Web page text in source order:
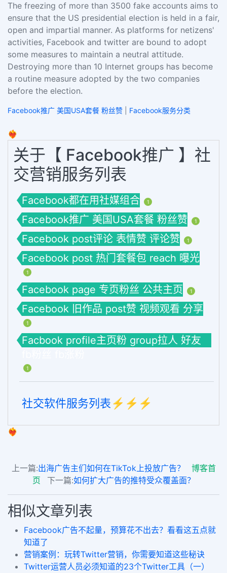
The freezing of more than 3500 fake accounts aims to
ensure that the US presidential election is held in a fair,
open and impartial manner. As platforms for netizens'
activities, Facebook and twitter are bound to adopt
some measures to maintain a neutral attitude.
Destroying more than 10 Internet groups has become
a routine measure adopted by the two companies
before the election.
Facebook推广 美国USA套餐 粉丝赞 Facebook服务分类
❤️‍🔥
关于【 Facebook推广 】社
交营销服务列表
Facebook都在用社媒组合 1
Facebook推广 美国USA套餐 粉丝赞 1
Facebook post评论 表情赞 评论赞 1
Facebook post 热门套餐包 reach 曝光
1
Facebook page 专页粉丝 公共主页 1
Facebook 旧作品 post赞 视频观看 分享
1
Facbook profile主页粉 group拉人 好友
1
社交软件服务列表⚡️⚡️⚡️
❤️‍🔥
上一篇:出海广告主们如何在TikTok上投放广告？
博客首
页
下一篇:如何扩大广告的推特受众覆盖面？
相似文章列表
Facebook广告不起量，预算花不出去？看看这五点就
知道了
营销案例：玩转Twitter营销，你需要知道这些秘诀
Twitter运营人员必须知道的23个Twitter工具（一）